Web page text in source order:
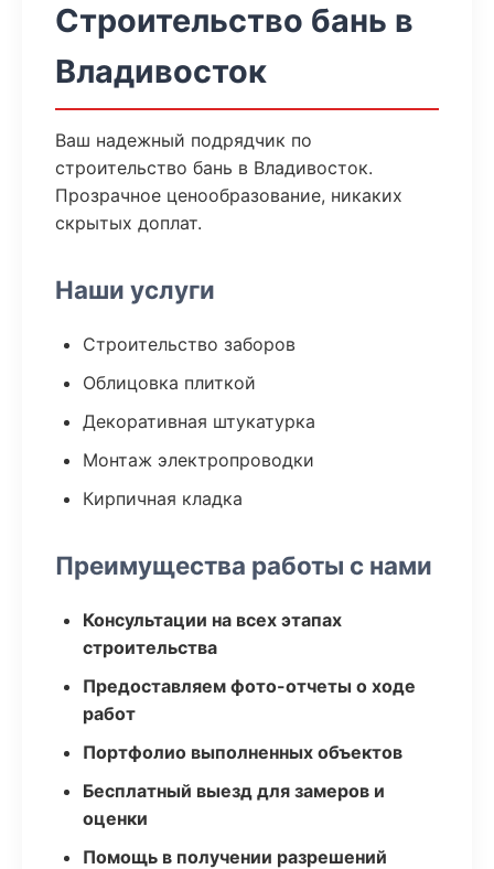
Строительство бань в
Владивосток
Ваш надежный подрядчик по
строительство бань в Владивосток.
Прозрачное ценообразование, никаких
скрытых доплат.
Наши услуги
Строительство заборов
Облицовка плиткой
Декоративная штукатурка
Монтаж электропроводки
Кирпичная кладка
Преимущества работы с нами
Консультации на всех этапах
строительства
Предоставляем фото-отчеты о ходе
работ
Портфолио выполненных объектов
Бесплатный выезд для замеров и
оценки
Помощь в получении разрешений